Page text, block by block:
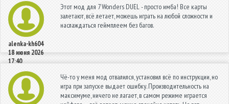
alenka-kh604
18 июня 2026
17:40
Этот мод для 7 Wonders DUEL - просто имба! Все карты
залетают, всё летает, можешь играть на любой сложности и
наслаждаться геймплеем без багов.
Чё-то у меня мод отвалился, установил всё по инструкции, но
игра при запуске выдает ошибку. Производительность на
максимуме, ничего не лагает, в самом режиме играется